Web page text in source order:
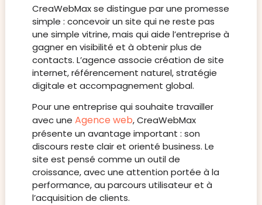
CreaWebMax se distingue par une promesse
simple : concevoir un site qui ne reste pas
une simple vitrine, mais qui aide l’entreprise à
gagner en visibilité et à obtenir plus de
contacts. L’agence associe création de site
internet, référencement naturel, stratégie
digitale et accompagnement global.
Pour une entreprise qui souhaite travailler
avec une Agence web, CreaWebMax
présente un avantage important : son
discours reste clair et orienté business. Le
site est pensé comme un outil de
croissance, avec une attention portée à la
performance, au parcours utilisateur et à
l’acquisition de clients.